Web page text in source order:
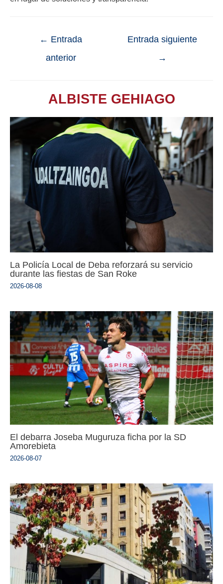
← Entrada
anterior
Entrada siguiente
→
ALBISTE GEHIAGO
La Policía Local de Deba reforzará su servicio
durante las fiestas de San Roke
2026-08-08
El debarra Joseba Muguruza ficha por la SD
Amorebieta
2026-08-07